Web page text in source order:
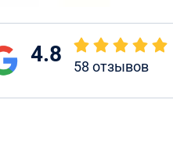
4.8 58 отзывов